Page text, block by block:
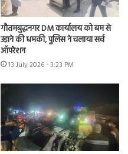
गौतमबुद्धनगर DM कार्यालय को बम से
उड़ाने की धमकी, पुलिस ने चलाया सर्च
ऑपरेशन
13 July 2026 - 3:23 PM